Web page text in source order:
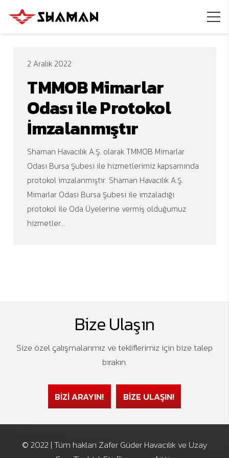
2 Aralık 2022
TMMOB Mimarlar
Odası ile Protokol
İmzalanmıştır
Shaman Havacılık A.Ş. olarak TMMOB Mimarlar
Odası Bursa Şubesi ile hizmetlerimiz kapsamında
protokol imzalanmıştır. Shaman Havacılık A.Ş.
Mimarlar Odası Bursa Şubesi ile imzaladığı
protokol ile Oda Üyelerine vermiş olduğumuz
hizmetler…
Bize Ulaşın
Size özel çalışmalarımız ve tekliflerimiz için bize talep
bırakın.
BİZİ ARAYIN! BİZE ULAŞIN!
© 2022 | Tüm hakları Zafer Güder Havacılık ve Uzay